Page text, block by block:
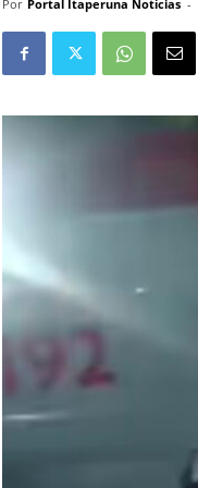
Por Portal Itaperuna Notícias -